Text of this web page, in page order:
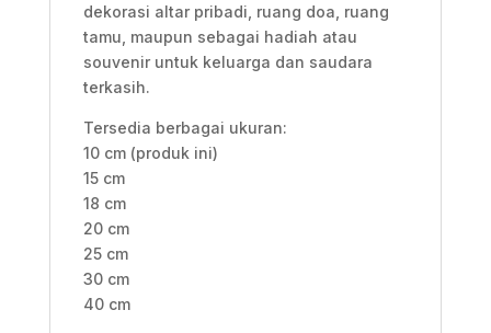
dekorasi altar pribadi, ruang doa, ruang
tamu, maupun sebagai hadiah atau
souvenir untuk keluarga dan saudara
terkasih.
Tersedia berbagai ukuran:
10 cm (produk ini)
15 cm
18 cm
20 cm
25 cm
30 cm
40 cm